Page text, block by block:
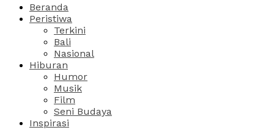
Beranda
Peristiwa
Terkini
Bali
Nasional
Hiburan
Humor
Musik
Film
Seni Budaya
Inspirasi